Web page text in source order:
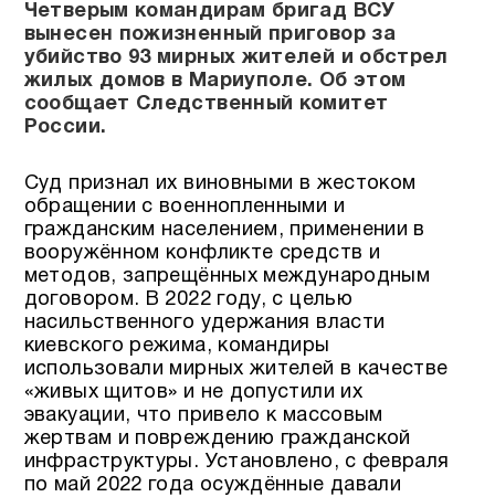
Четверым командирам бригад ВСУ
вынесен пожизненный приговор за
убийство 93 мирных жителей и обстрел
жилых домов в Мариуполе. Об этом
сообщает Следственный комитет
России.
Суд признал их виновными в жестоком
обращении с военнопленными и
гражданским населением, применении в
вооружённом конфликте средств и
методов, запрещённых международным
договором. В 2022 году, с целью
насильственного удержания власти
киевского режима, командиры
использовали мирных жителей в качестве
«живых щитов» и не допустили их
эвакуации, что привело к массовым
жертвам и повреждению гражданской
инфраструктуры. Установлено, с февраля
по май 2022 года осуждённые давали